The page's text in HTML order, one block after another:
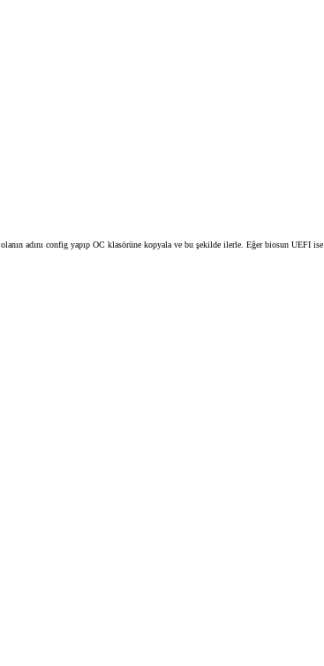
olanın adını config yapıp OC klasörüne kopyala ve bu şekilde ilerle. Eğer biosun UEFI ise